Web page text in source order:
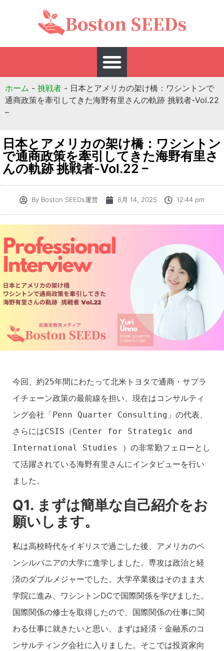
ホーム - 挑戦者 - 日本とアメリカの架け橋：ワシントンで
通商政策を牽引してきた海野有里さんの軌跡 挑戦者-Vol.22
–
日本とアメリカの架け橋：ワシントン
で通商政策を牽引してきた海野有里さ
んの軌跡 挑戦者-Vol.22 –
By Boston SEEDs運営 8月 14, 2025 12:44 pm
今回、約25年間にわたって北米トヨタで通商・サプラ
イチェーン政策の最前線を担い、現在はコンサルティ
ング会社「Penn Quarter Consulting」の代表、
さらにはCSIS（Center for Strategic and
International Studies ）の非常勤フェローとし
て活躍されている海野有里さんにインタビューを行い
ました。
Q1. まずは簡単な自己紹介をお
願いします。
私は高校時代をイギリスで過ごした後、アメリカのペ
ンシルバニアの大学に進学しました。専攻は政治と経
済のダブルメジャーでした。大学卒業後はそのまま大
学院に進み、ワシントンDCで国際関係を学びました。
国際関係の修士を取得したので、国際関係の仕事に関
わる仕事に就きたいと思い、まずは経済・金融系のコ
ンサルティング会社に入りました。そこでは投資家向